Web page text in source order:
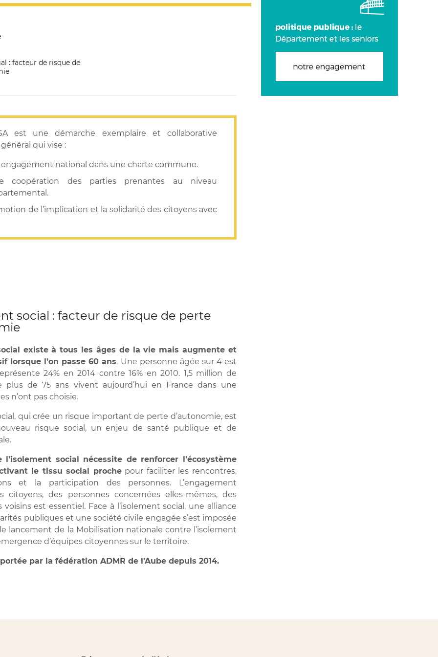
: facteur de risque de
est une démarche exemplaire et collaborative
qui vise :
national dans une charte commune.
coopération des parties prenantes au niveau
de l’implication et la solidarité des citoyens avec
social : facteur de risque de perte
existe à tous les âges de la vie mais augmente et
lorsque l’on passe 60 ans. Une personne âgée sur 4 est
24% en 2014 contre 16% en 2010. 1,5 million de
plus de 75 ans vivent aujourd’hui en France dans une
n’ont pas choisie.
qui crée un risque important de perte d’autonomie, est
risque social, un enjeu de santé publique et de
social nécessite de renforcer l’écosystème
le tissu social prochepour faciliter les rencontres,
et la participation des personnes. L’engagement
citoyens, des personnes concernées elles-mêmes, des
voisins est essentiel. Face à l’isolement social, une alliance
publiques et une société civile engagée s’est imposée
lancement de la Mobilisation nationale contre l’isolement
d’équipes citoyennes sur le territoire.
par la fédération ADMR de l’Aube depuis 2014.